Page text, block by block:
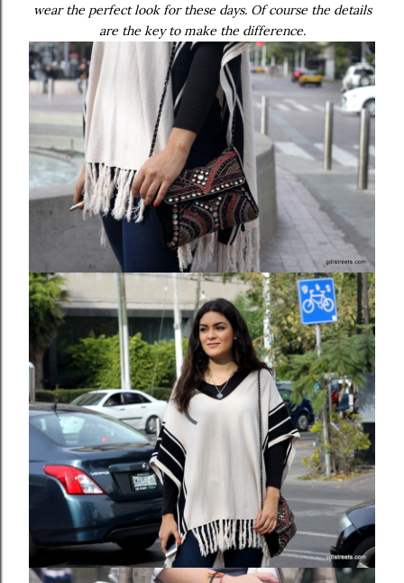
wear the perfect look for these days. Of course the details
are the key to make the difference.